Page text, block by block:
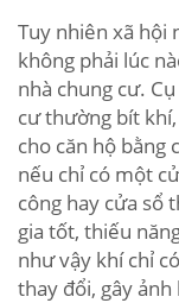
Tuy nhiên xã hội
không phải lúc
nhà chung cư.
cư thường bít
cho căn hộ bằng
nếu chỉ có một
công hay cửa sổ
gia tốt, thiếu
như vậy khí chỉ
thay đổi, gây